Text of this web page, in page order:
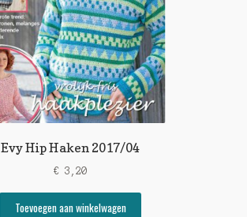
Evy Hip Haken 2017/04
€ 3,20
Toevoegen aan winkelwagen